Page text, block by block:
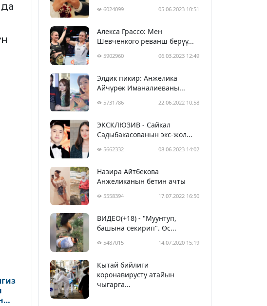
6024099 05.06.2023 10:51
Алекса Грассо: Мен
Шевченкого реванш берүү...
5902960 06.03.2023 12:49
Элдик пикир: Анжелика
Айчүрөк Иманалиеваны...
5731786 22.06.2022 10:58
ЭКСКЛЮЗИВ - Сайкал
Садыбакасованын экс-жол...
5662332 08.06.2023 14:02
Назира Айтбекова
Анжеликанын бетин ачты
5558394 17.07.2022 16:50
ВИДЕО(+18) - "Муунтуп,
башына секирип". Өс...
5487015 14.07.2020 15:19
Кытай бийлиги
коронавирусту атайын
чыгарга...